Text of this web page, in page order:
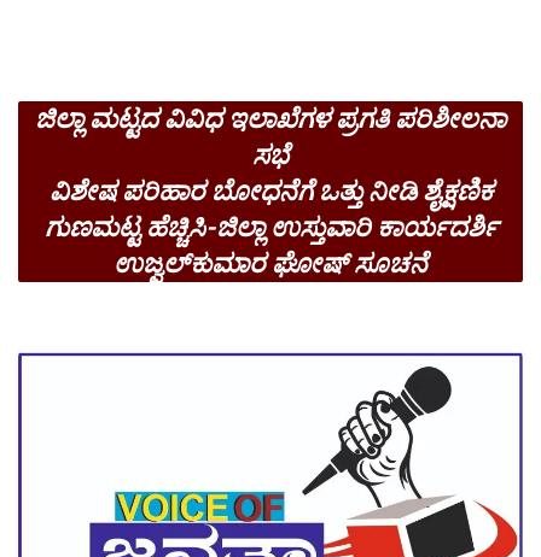
ಜಿಲ್ಲಾ ಮಟ್ಟದ ವಿವಿಧ ಇಲಾಖೆಗಳ ಪ್ರಗತಿ ಪರಿಶೀಲನಾ
ಸಭೆ
ವಿಶೇಷ ಪರಿಹಾರ ಬೋಧನೆಗೆ ಒತ್ತು ನೀಡಿ ಶೈಕ್ಷಣಿಕ
ಗುಣಮಟ್ಟ ಹೆಚ್ಚಿಸಿ-ಜಿಲ್ಲಾ ಉಸ್ತುವಾರಿ ಕಾರ್ಯದರ್ಶಿ
ಉಜ್ವಲ್‍ಕುಮಾರ ಘೋಷ್ ಸೂಚನೆ